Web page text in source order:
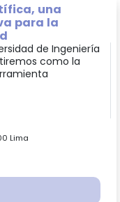
una
para la
de Ingeniería
como la
Lima